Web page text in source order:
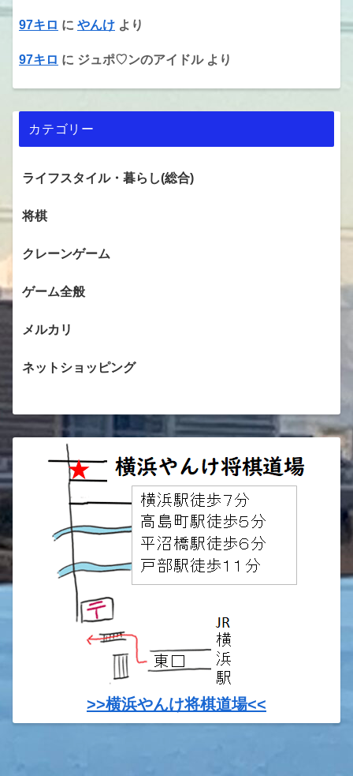
97キロ に やんけ より
97キロ に ジュポ♡ンのアイドルより
カテゴリー
ライフスタイル・暮らし(総合)
将棋
クレーンゲーム
ゲーム全般
メルカリ
ネットショッピング
>>横浜やんけ将棋道場<<